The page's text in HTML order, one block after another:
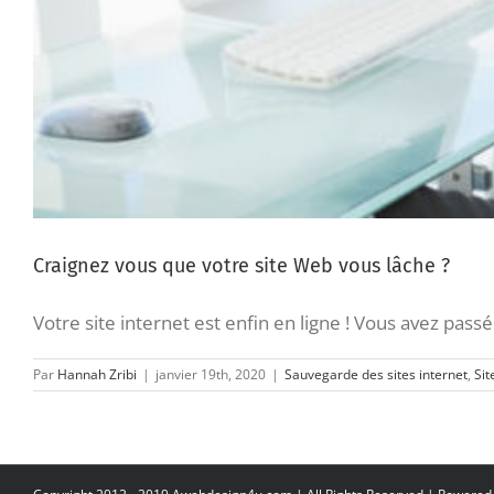
Craignez vous que votre site Web vous lâche ?
Votre site internet est enfin en ligne ! Vous avez
Par Hannah Zribi | janvier 19th, 2020 | Sauvegarde des sites internet,